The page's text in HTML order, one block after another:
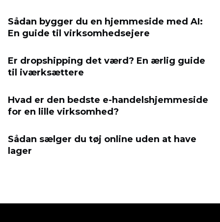
Sådan bygger du en hjemmeside med AI:
En guide til virksomhedsejere
Er dropshipping det værd? En ærlig guide
til iværksættere
Hvad er den bedste e-handelshjemmeside
for en lille virksomhed?
Sådan sælger du tøj online uden at have
lager